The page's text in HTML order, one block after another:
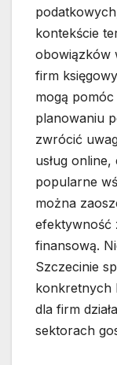
kontekście
obowiązków
firm
mogą
planowaniu
zwrócić
usług
popularne
można
efektywność
finansową.
Szczecinie
konkretnych
dla firm
sektorach